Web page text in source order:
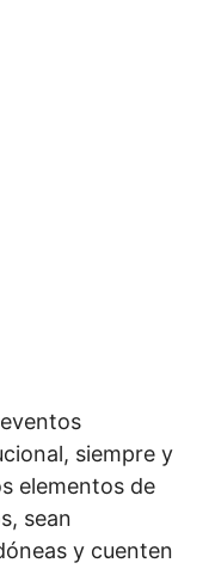
siempre y
elementos de
sean
y cuenten